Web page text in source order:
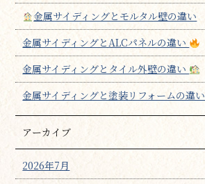
金属サイディングとモルタル壁の違い
金属サイディングとALCパネルの違い
金属サイディングとタイル外壁の違い
金属サイディングと塗装リフォームの違い
アーカイブ
2026年7月